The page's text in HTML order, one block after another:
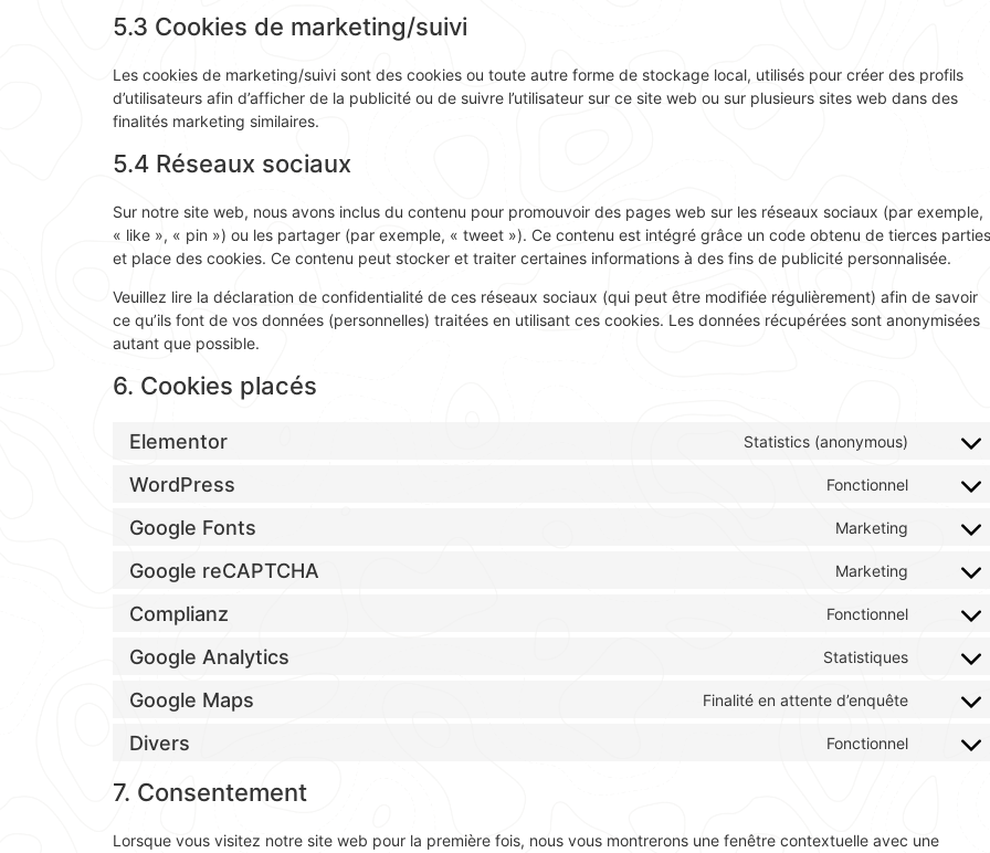
5.3 Cookies de marketing/suivi
Les cookies de marketing/suivi sont des cookies ou toute autre forme de stockage local, utilisés pour créer des profils
d’utilisateurs afin d’afficher de la publicité ou de suivre l’utilisateur sur ce site web ou sur plusieurs sites web dans des
finalités marketing similaires.
5.4 Réseaux sociaux
Sur notre site web, nous avons inclus du contenu pour promouvoir des pages web sur les réseaux sociaux (par exemple,
« like », « pin ») ou les partager (par exemple, « tweet »). Ce contenu est intégré grâce un code obtenu de tierces parties
et place des cookies. Ce contenu peut stocker et traiter certaines informations à des fins de publicité personnalisée.
Veuillez lire la déclaration de confidentialité de ces réseaux sociaux (qui peut être modifiée régulièrement) afin de savoir
ce qu’ils font de vos données (personnelles) traitées en utilisant ces cookies. Les données récupérées sont anonymisées
autant que possible.
6. Cookies placés
Elementor Statistics (anonymous)
WordPress Fonctionnel
Google Fonts Marketing
Google reCAPTCHA Marketing
Complianz Fonctionnel
Google Analytics Statistiques
Google Maps Finalité en attente d’enquête
Divers Fonctionnel
7. Consentement
Lorsque vous visitez notre site web pour la première fois, nous vous montrerons une fenêtre contextuelle avec une